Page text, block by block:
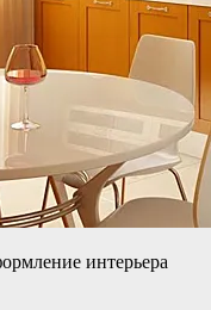
интерьера